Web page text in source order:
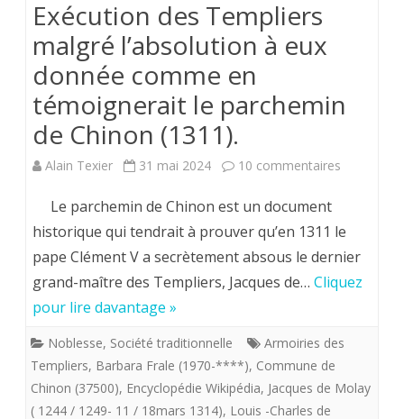
Voir
Exécution des Templiers
malgré l’absolution à eux
donnée comme en
témoignerait le parchemin
de Chinon (1311).
Alain Texier 31 mai 2024 10 commentaires
des
Templiers
malgré
eux
Le parchemin de Chinon est un document
historique qui tendrait à prouver qu’en 1311 le
pape Clément V a secrètement absous le dernier
grand-maître des Templiers, Jacques de… Cliquez
pour lire davantage »
Noblesse, Société traditionnelle
Armoiries des
Templiers, Barbara Frale (1970-****), Commune de
Chinon (37500), Encyclopédie Wikipédia, Jacques de Molay
( 1244 / 1249- 11 / 18mars 1314), Louis -Charles de